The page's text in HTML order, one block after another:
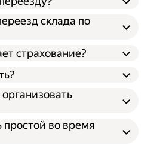
склада по
страхование?
во время